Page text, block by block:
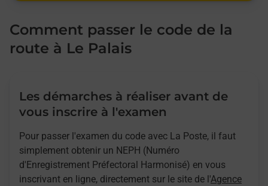
Comment passer le code de la
route à Le Palais
Les démarches à réaliser avant de
vous inscrire à l'examen
Pour passer l'examen du code avec La Poste, il faut
simplement obtenir un NEPH (Numéro
d'Enregistrement Préfectoral Harmonisé) en vous
inscrivant en ligne, directement sur le site de l'Agence